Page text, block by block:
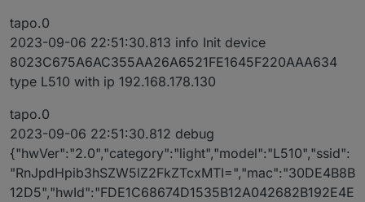
tapo.0
2023-09-06 22:51:30.813 info Init device
8023C675A6AC355AA26A6521FE1645F220AAA634
type L510 with ip 192.168.178.130
tapo.0
2023-09-06 22:51:30.812 debug
{"hwVer":"2.0","category":"light","model":"L510","ssid":
"RnJpdHpib3hSZW5lZ2FkZTcxMTI=","mac":"30DE4B8B
12D5","hwId":"FDE1C68674D1535B12A042682B192E4E